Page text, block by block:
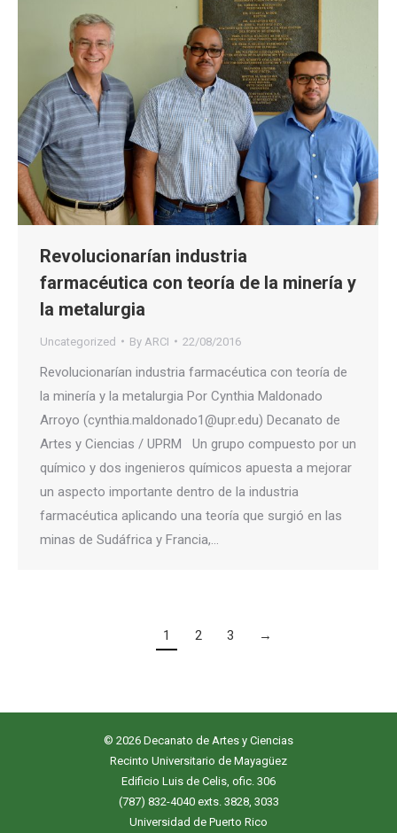
Revolucionarían industria
farmacéutica con teoría de la minería y
la metalurgia
Uncategorized By ARCI 22/08/2016
Revolucionarían industria farmacéutica con teoría de
la minería y la metalurgia Por Cynthia Maldonado
Arroyo (cynthia.maldonado1@upr.edu) Decanato de
Artes y Ciencias / UPRM Un grupo compuesto por un
químico y dos ingenieros químicos apuesta a mejorar
un aspecto importante dentro de la industria
farmacéutica aplicando una teoría que surgió en las
minas de Sudáfrica y Francia,…
1 2 3 →
© 2026 Decanato de Artes y Ciencias
Recinto Universitario de Mayagüez
Edificio Luis de Celis, ofic. 306
(787) 832-4040 exts. 3828, 3033
Universidad de Puerto Rico